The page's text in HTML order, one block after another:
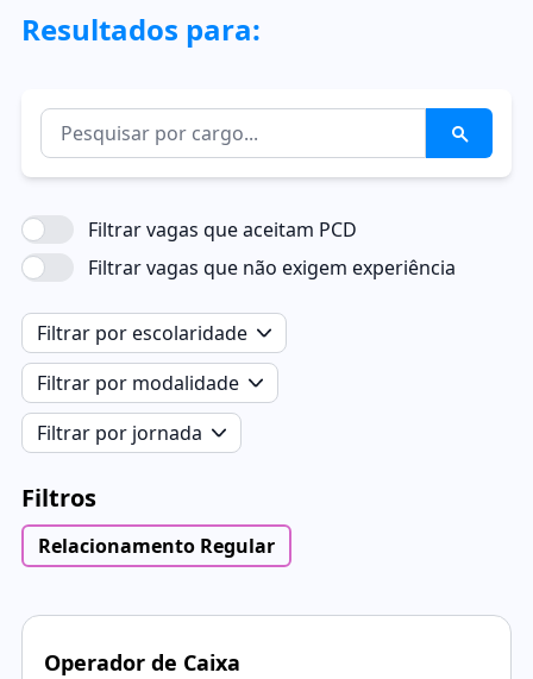
Resultados para:
Filtrar vagas que aceitam PCD
Filtrar vagas que não exigem experiência
Filtrar por escolaridade
Filtrar por modalidade
Filtrar por jornada
Filtros
Relacionamento Regular
Operador de Caixa